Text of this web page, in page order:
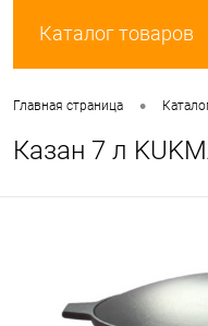
Каталог товаров
Главная страница •
Казан 7 л